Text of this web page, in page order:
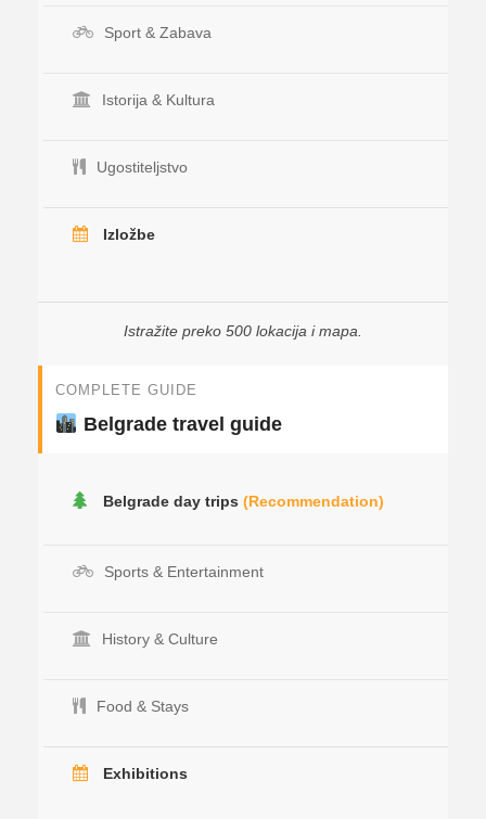
Sport & Zabava
Istorija & Kultura
Ugostiteljstvo
Izložbe
Istražite preko 500 lokacija i mapa.
COMPLETE GUIDE
Belgrade travel guide
Belgrade day trips (Recommendation)
Sports & Entertainment
History & Culture
Food & Stays
Exhibitions